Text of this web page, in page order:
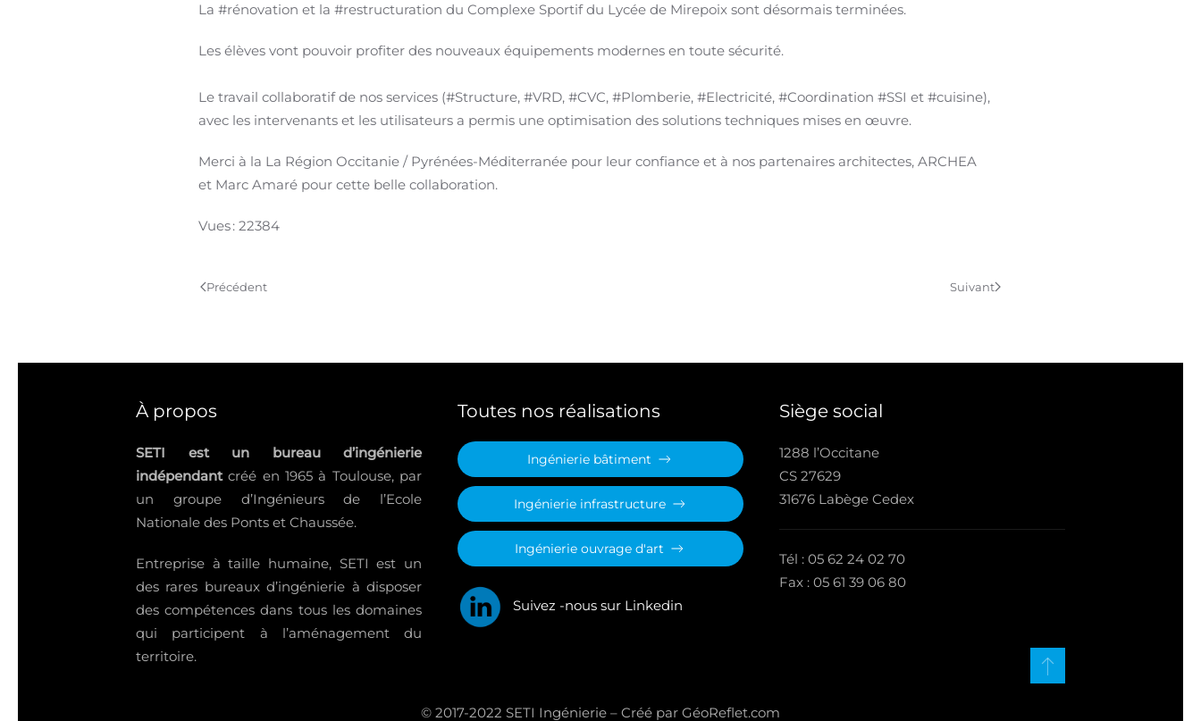
La #rénovation et la #restructuration du Complexe Sportif du Lycée de Mirepoix sont désormais terminées.
Les élèves vont pouvoir profiter des nouveaux équipements modernes en toute sécurité.
Le travail collaboratif de nos services (#Structure, #VRD, #CVC, #Plomberie, #Electricité, #Coordination #SSI et #cuisine),
avec les intervenants et les utilisateurs a permis une optimisation des solutions techniques mises en œuvre.
Merci à la La Région Occitanie / Pyrénées-Méditerranée pour leur confiance et à nos partenaires architectes, ARCHEA
et Marc Amaré pour cette belle collaboration.
Vues : 22384
Précédent Suivant
À propos
SETI est un bureau d’ingénierie
indépendantcréé en 1965 à Toulouse, par
un groupe d’Ingénieurs de l’Ecole
Nationale des Ponts et Chaussée.
Entreprise à taille humaine, SETI est un
des rares bureaux d’ingénierie à disposer
des compétences dans tous les domaines
qui participent à l’aménagement du
territoire.
Toutes nos réalisations
Ingénierie bâtiment
Ingénierie infrastructure
Ingénierie ouvrage d'art
Suivez -nous sur Linkedin
Siège social
1288 l’Occitane
CS 27629
31676 Labège Cedex
Tél : 05 62 24 02 70
Fax : 05 61 39 06 80
© 2017-2022 SETI Ingénierie – Créé par GéoReflet.com